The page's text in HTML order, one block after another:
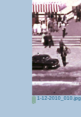
1-12-2010_010.jpg